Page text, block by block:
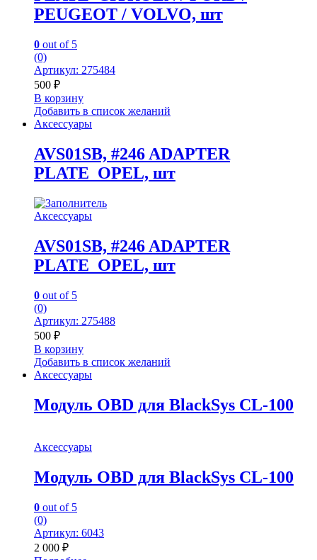
PEUGEOT / VOLVO, шт
0 out of 5
(0)
Артикул: 275484
500 ₽
В корзину
Добавить в список желаний
Аксессуары
AVS01SB, #246 ADAPTER
PLATE_OPEL, шт
Аксессуары
AVS01SB, #246 ADAPTER
PLATE_OPEL, шт
0 out of 5
(0)
Артикул: 275488
500 ₽
В корзину
Добавить в список желаний
Аксессуары
Модуль OBD для BlackSys CL-100
Аксессуары
Модуль OBD для BlackSys CL-100
0 out of 5
(0)
Артикул: 6043
2 000 ₽